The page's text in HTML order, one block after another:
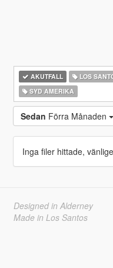
AKUTFALL LOS
SYD AMERIKA
Sedan Förra Månaden
Inga filer hittade,
Designed in Alderney
Made in Los Santos